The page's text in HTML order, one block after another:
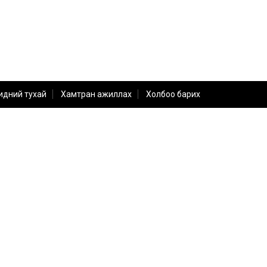
тухай Хамтран ажиллах Холбоо барих